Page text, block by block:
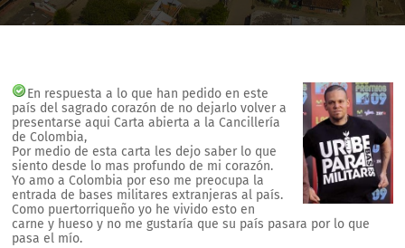
En respuesta a lo que han pedido en este
país del sagrado corazón de no dejarlo volver a
presentarse aqui Carta abierta a la Cancillería
de Colombia,
Por medio de esta carta les dejo saber lo que
siento desde lo mas profundo de mi corazón.
Yo amo a Colombia por eso me preocupa la
entrada de bases militares extranjeras al país.
Como puertorriqueño yo he vivido esto en
carne y hueso y no me gustaría que su país pasara por lo que
pasa el mío.